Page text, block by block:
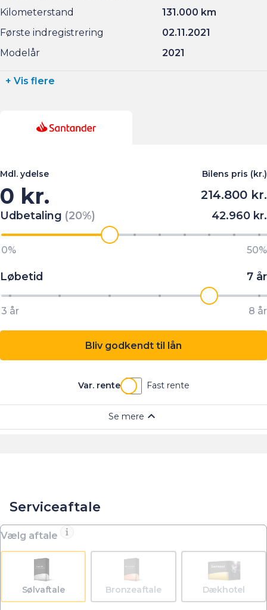
Kilometerstand
131.000 km
Første indregistrering
02.11.2021
Modelår
2021
+ Vis flere
Serviceaftale
Vælg aftale
Sølvaftale Bronzeaftale Dækhotel